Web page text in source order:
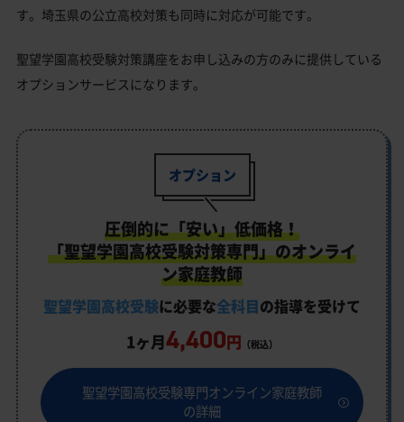
す。埼玉県の公立高校対策も同時に対応が可能です。
聖望学園高校受験対策講座をお申し込みの方のみに提供している
オプションサービスになります。
オプション
圧倒的に「安い」低価格！
「聖望学園高校受験対策専門」のオンライ
ン家庭教師
聖望学園高校受験に必要な全科目の指導を受けて
1ヶ月4,400円 （税込）
聖望学園高校受験専門オンライン家庭教師
の詳細